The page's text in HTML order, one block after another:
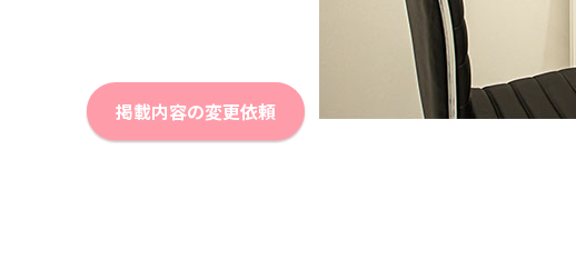
掲載内容の変更依頼